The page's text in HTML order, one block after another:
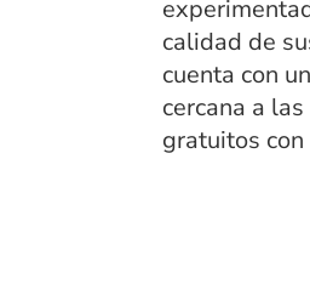
calidad de
cuenta con
cercana a
gratuitos